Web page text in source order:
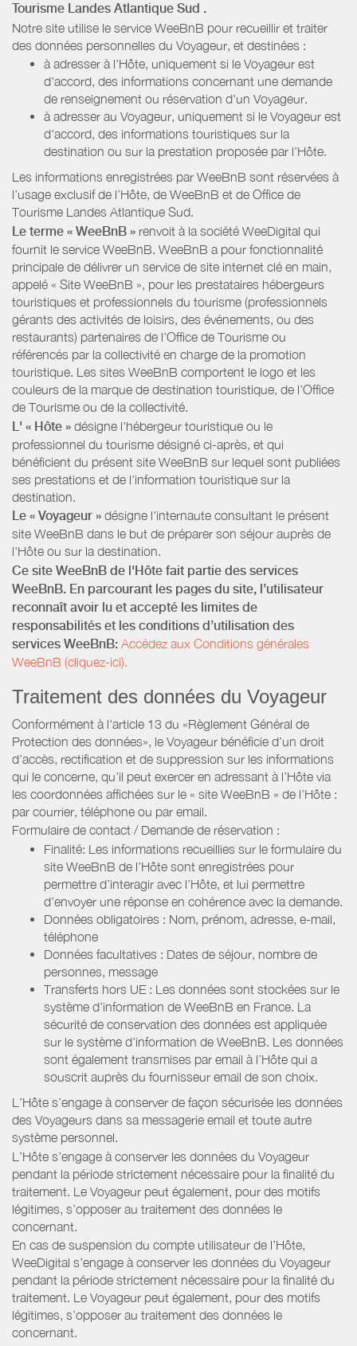
Tourisme Landes Atlantique Sud .
Notre site utilise le service WeeBnB pour recueillir et traiter
des données personnelles du Voyageur, et destinées :
à adresser à l'Hôte, uniquement si le Voyageur est
d'accord, des informations concernant une demande
de renseignement ou réservation d'un Voyageur.
à adresser au Voyageur, uniquement si le Voyageur est
d'accord, des informations touristiques sur la
destination ou sur la prestation proposée par l'Hôte.
Les informations enregistrées par WeeBnB sont réservées à
l’usage exclusif de l’Hôte, de WeeBnB et de Office de
Tourisme Landes Atlantique Sud.
Le terme « WeeBnB » renvoit à la société WeeDigital qui
fournit le service WeeBnB. WeeBnB a pour fonctionnalité
principale de délivrer un service de site internet clé en main,
appelé « Site WeeBnB », pour les prestataires hébergeurs
touristiques et professionnels du tourisme (professionnels
gérants des activités de loisirs, des événements, ou des
restaurants) partenaires de l’Office de Tourisme ou
référencés par la collectivité en charge de la promotion
touristique. Les sites WeeBnB comportent le logo et les
couleurs de la marque de destination touristique, de l’Office
de Tourisme ou de la collectivité.
L' « Hôte » désigne l'hébergeur touristique ou le
professionnel du tourisme désigné ci-après, et qui
bénéficient du présent site WeeBnB sur lequel sont publiées
ses prestations et de l'information touristique sur la
destination.
Le « Voyageur » désigne l'internaute consultant le présent
site WeeBnB dans le but de préparer son séjour auprès de
l'Hôte ou sur la destination.
Ce site WeeBnB de l'Hôte fait partie des services
WeeBnB. En parcourant les pages du site, l’utilisateur
reconnaît avoir lu et accepté les limites de
responsabilités et les conditions d’utilisation des
services WeeBnB: Accédez aux Conditions générales
WeeBnB (cliquez-ici).
Traitement des données du Voyageur
Conformément à l'article 13 du «Règlement Général de
Protection des données», le Voyageur bénéficie d’un droit
d’accès, rectification et de suppression sur les informations
qui le concerne, qu’il peut exercer en adressant à l’Hôte via
les coordonnées affichées sur le « site WeeBnB » de l’Hôte :
par courrier, téléphone ou par email.
Formulaire de contact / Demande de réservation :
Finalité: Les informations recueillies sur le formulaire du
site WeeBnB de l’Hôte sont enregistrées pour
permettre d’interagir avec l’Hôte, et lui permettre
d’envoyer une réponse en cohérence avec la demande.
Données obligatoires : Nom, prénom, adresse, e-mail,
téléphone
Données facultatives : Dates de séjour, nombre de
personnes, message
Transferts hors UE : Les données sont stockées sur le
système d’information de WeeBnB en France. La
sécurité de conservation des données est appliquée
sur le système d’information de WeeBnB. Les données
sont également transmises par email à l’Hôte qui a
souscrit auprès du fournisseur email de son choix.
L’Hôte s’engage à conserver de façon sécurisée les données
des Voyageurs dans sa messagerie email et toute autre
système personnel.
L’Hôte s’engage à conserver les données du Voyageur
pendant la période strictement nécessaire pour la finalité du
traitement. Le Voyageur peut également, pour des motifs
légitimes, s’opposer au traitement des données le
concernant.
En cas de suspension du compte utilisateur de l’Hôte,
WeeDigital s’engage à conserver les données du Voyageur
pendant la période strictement nécessaire pour la finalité du
traitement. Le Voyageur peut également, pour des motifs
légitimes, s’opposer au traitement des données le
concernant.